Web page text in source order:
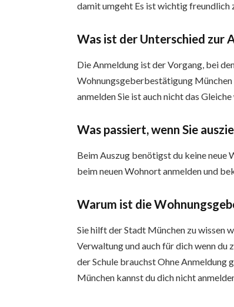
damit umgeht Es ist wichtig freundlich
Was ist der Unterschied zur
Die Anmeldung ist der Vorgang, bei
Wohnungsgeberbestätigung
anmelden Sie ist auch nicht das
Was passiert, wenn Sie
Beim Auszug benötigst du keine neue
beim neuen Wohnort anmelden und
Warum ist die
Sie hilft der Stadt München zu wissen
Verwaltung und auch für dich wenn du
der Schule brauchst Ohne Anmeldung
München kannst du dich nicht